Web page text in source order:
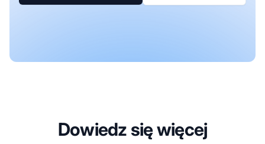
Dowiedz się więcej